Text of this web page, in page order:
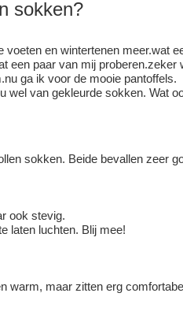
sokken?
en wintertenen meer.wat
een paar van mij proberen.zeker
ga ik voor de mooie pantoffels.
wel van gekleurde sokken. Wat
sokken. Beide bevallen zeer
ook stevig.
laten luchten. Blij mee!
warm, maar zitten erg